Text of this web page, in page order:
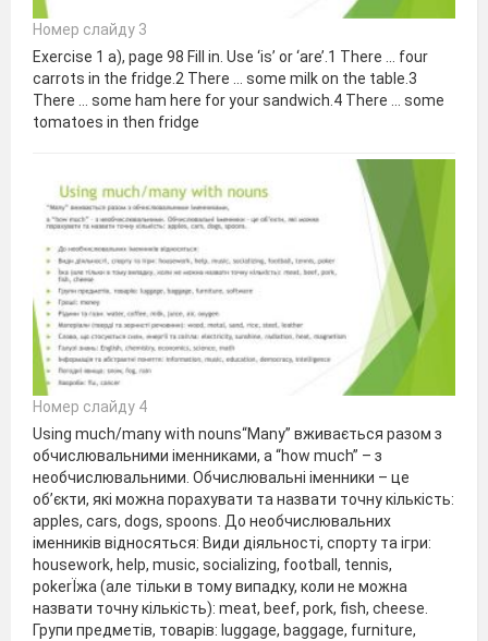
Номер слайду 3
Exercise 1 a), page 98 Fill in. Use ‘is’ or ‘are’.1 There … four
carrots in the fridge.2 There … some milk on the table.3
There … some ham here for your sandwich.4 There … some
tomatoes in then fridge
Номер слайду 4
Using much/many with nouns“Many” вживається разом з
обчислювальними іменниками, а “how much” – з
необчислювальними. Обчислювальні іменники – це
об’єкти, які можна порахувати та назвати точну кількість:
apples, cars, dogs, spoons. До необчислювальних
іменників відносяться: Види діяльності, спорту та ігри:
housework, help, music, socializing, football, tennis,
pokerЇжа (але тільки в тому випадку, коли не можна
назвати точну кількість): meat, beef, pork, fish, cheese.
Групи предметів, товарів: luggage, baggage, furniture,